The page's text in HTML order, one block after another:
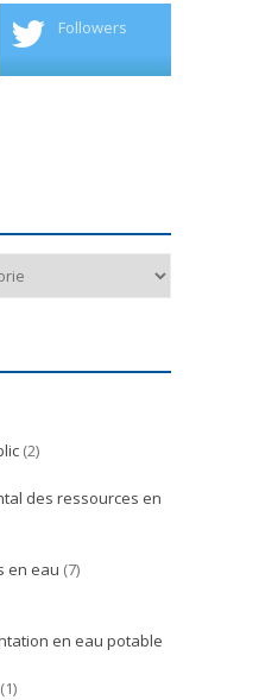
Followers
(2)
des ressources en
en eau (7)
en eau potable
(1)